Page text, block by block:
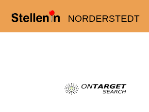
NORDERSTEDT